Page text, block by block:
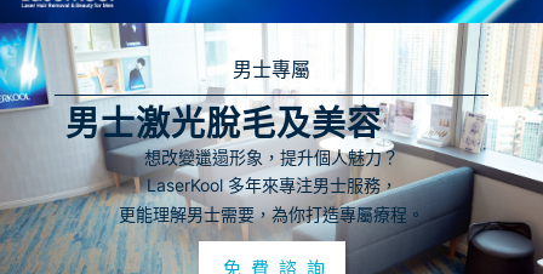
男士專屬
男士激光脫毛及美容
想改變邋遢形象，提升個人魅力？
LaserKool 多年來專注男士服務，
更能理解男士需要，為你打造專屬療程。
免 費 諮 詢